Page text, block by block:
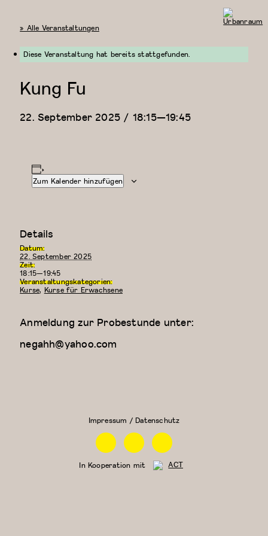
« Alle Veranstaltungen
Diese Veranstaltung hat bereits stattgefunden.
Kung Fu
22. September 2025 / 18:15—19:45
Anmeldung zur Probestunde unter:
negahh@yahoo.com
Zum Kalender hinzufügen
Details
Datum:
22. September 2025
Zeit:
18:15—19:45
Veranstaltungskategorien:
Kurse, Kurse für Erwachsene
Impressum / Datenschutz
FacebookInstagramLinkedin
In Kooperation mit